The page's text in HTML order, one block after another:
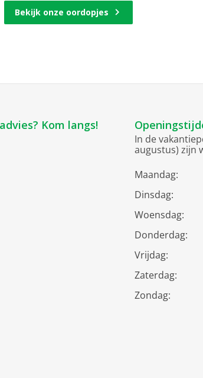
Bekijk onze oordopjes
Kom langs!
In de
augustus) zijn
Maandag:
Dinsdag:
Woensdag:
Donderdag:
Vrijdag:
Zaterdag:
Zondag: